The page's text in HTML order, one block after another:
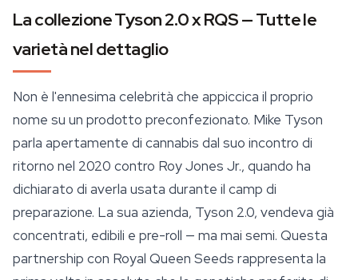
La collezione Tyson 2.0 x RQS — Tutte le
varietà nel dettaglio
Non è l'ennesima celebrità che appiccica il proprio
nome su un prodotto preconfezionato. Mike Tyson
parla apertamente di cannabis dal suo incontro di
ritorno nel 2020 contro Roy Jones Jr., quando ha
dichiarato di averla usata durante il camp di
preparazione. La sua azienda, Tyson 2.0, vendeva già
concentrati, edibili e pre-roll — ma mai semi. Questa
partnership con Royal Queen Seeds rappresenta la